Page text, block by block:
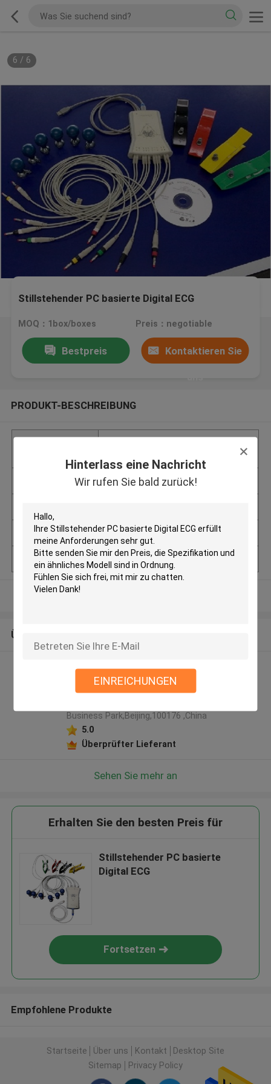
Hinterlass eine Nachricht
Wir rufen Sie bald zurück!
EINREICHUNGEN
1 / 6
Stillstehender PC basierte Digital ECG
MOQ：1box/boxes Preis：negotiable
Bestpreis Kontaktieren Sie
PRODUKT-BESCHREIBUNG
15 Tage nach Zahlung
Modellnummer CV200
Preis negotiable
ÜBER UNS
VALES & HILLS Biomedical
Tech. Ltd. Herstellerprofil
Business Park,Beijing,100176 ,China
5.0
Überprüfter Lieferant
Sehen Sie mehr an
Erhalten Sie den besten Preis für
Stillstehender PC basierte
Digital ECG
Fortsetzen
Empfohlene Produkte
Startseite Über uns Kontakt
Desktop Site
Sitemap
Privacy Policy